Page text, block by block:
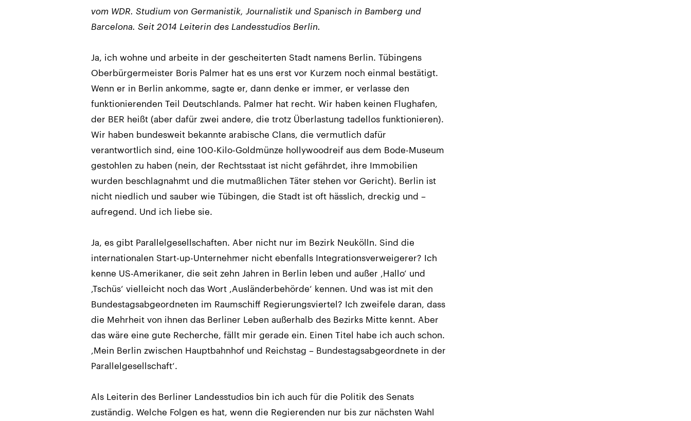
vom WDR. Studium von Germanistik, Journalistik und Spanisch in Bamberg und
Barcelona. Seit 2014 Leiterin des Landesstudios Berlin.
Ja, ich wohne und arbeite in der gescheiterten Stadt namens Berlin. Tübingens
Oberbürgermeister Boris Palmer hat es uns erst vor Kurzem noch einmal bestätigt.
Wenn er in Berlin ankomme, sagte er, dann denke er immer, er verlasse den
funktionierenden Teil Deutschlands. Palmer hat recht. Wir haben keinen Flughafen,
der BER heißt (aber dafür zwei andere, die trotz Überlastung tadellos funktionieren).
Wir haben bundesweit bekannte arabische Clans, die vermutlich dafür
verantwortlich sind, eine 100-Kilo-Goldmünze hollywoodreif aus dem Bode-Museum
gestohlen zu haben (nein, der Rechtsstaat ist nicht gefährdet, ihre Immobilien
wurden beschlagnahmt und die mutmaßlichen Täter stehen vor Gericht). Berlin ist
nicht niedlich und sauber wie Tübingen, die Stadt ist oft hässlich, dreckig und –
aufregend. Und ich liebe sie.
Ja, es gibt Parallelgesellschaften. Aber nicht nur im Bezirk Neukölln. Sind die
internationalen Start-up-Unternehmer nicht ebenfalls Integrationsverweigerer? Ich
kenne US-Amerikaner, die seit zehn Jahren in Berlin leben und außer ,Hallo‘ und
,Tschüs‘ vielleicht noch das Wort ,Ausländerbehörde‘ kennen. Und was ist mit den
Bundestagsabgeordneten im Raumschiff Regierungsviertel? Ich zweifele daran, dass
die Mehrheit von ihnen das Berliner Leben außerhalb des Bezirks Mitte kennt. Aber
das wäre eine gute Recherche, fällt mir gerade ein. Einen Titel habe ich auch schon.
,Mein Berlin zwischen Hauptbahnhof und Reichstag – Bundestagsabgeordnete in der
Parallelgesellschaft‘.
Als Leiterin des Berliner Landesstudios bin ich auch für die Politik des Senats
zuständig. Welche Folgen es hat, wenn die Regierenden nur bis zur nächsten Wahl